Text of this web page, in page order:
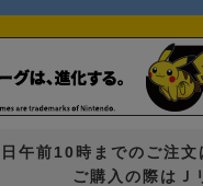
午前10時までのご注文
ご購入の際はＪ